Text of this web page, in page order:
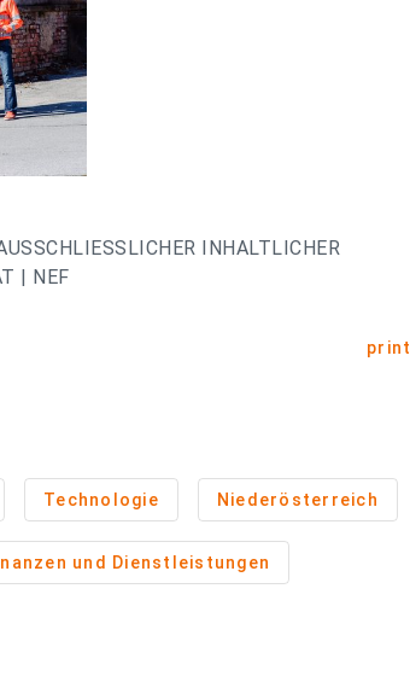
INHALTLICHER
| NEF
print
Technologie Niederösterreich
und Dienstleistungen